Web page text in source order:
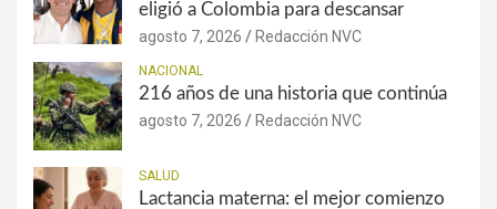
eligió a Colombia para descansar
agosto 7, 2026 Redacción NVC
NACIONAL
216 años de una historia que continúa
agosto 7, 2026 Redacción NVC
SALUD
Lactancia materna: el mejor comienzo